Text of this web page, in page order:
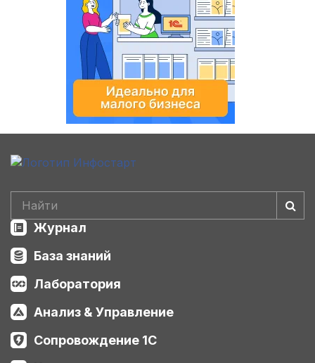
Журнал
База знаний
Лаборатория
Анализ & Управление
Сопровождение 1С